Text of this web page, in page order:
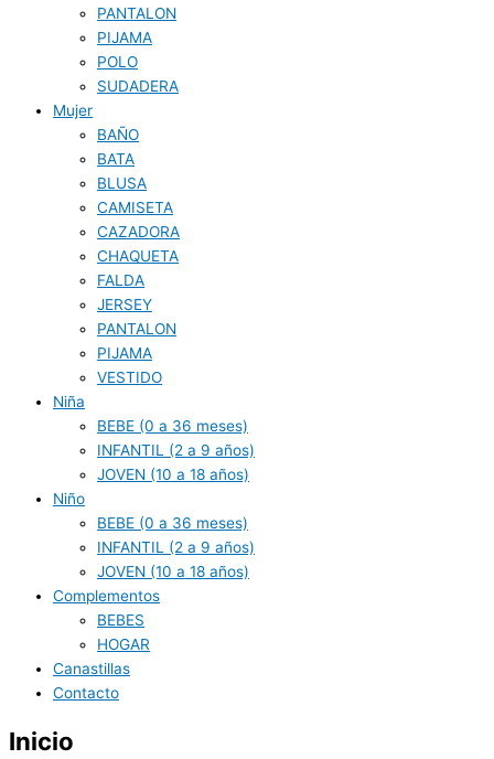
PANTALON
PIJAMA
POLO
SUDADERA
Mujer
BAÑO
BATA
BLUSA
CAMISETA
CAZADORA
CHAQUETA
FALDA
JERSEY
PANTALON
PIJAMA
VESTIDO
Niña
BEBE (0 a 36 meses)
INFANTIL (2 a 9 años)
JOVEN (10 a 18 años)
Niño
BEBE (0 a 36 meses)
INFANTIL (2 a 9 años)
JOVEN (10 a 18 años)
Complementos
BEBES
HOGAR
Canastillas
Contacto
Inicio